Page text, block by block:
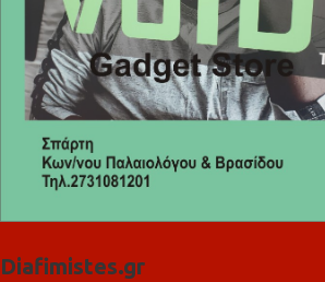
Diafimistes.gr